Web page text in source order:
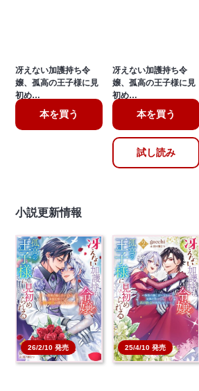
冴えない加護持ち令
嬢、孤高の王子様に見
初め…
本を買う
冴えない加護持ち令
嬢、孤高の王子様に見
初め…
本を買う
試し読み
小説更新情報
26/2/10 発売 25/4/10 発売